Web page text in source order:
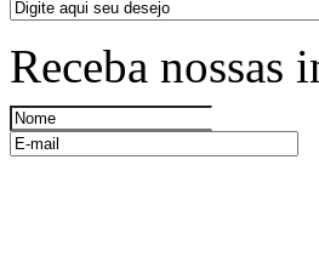
Receba nossas